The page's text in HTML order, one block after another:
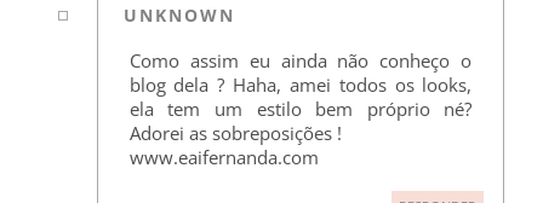
UNKNOWN
Como assim eu ainda não conheço o
blog dela ? Haha, amei todos os looks,
ela tem um estilo bem próprio né?
Adorei as sobreposições !
www.eaifernanda.com